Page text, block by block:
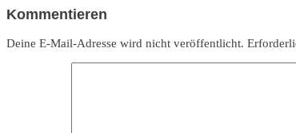
Kommentieren
Deine E-Mail-Adresse wird nicht veröffentlicht.